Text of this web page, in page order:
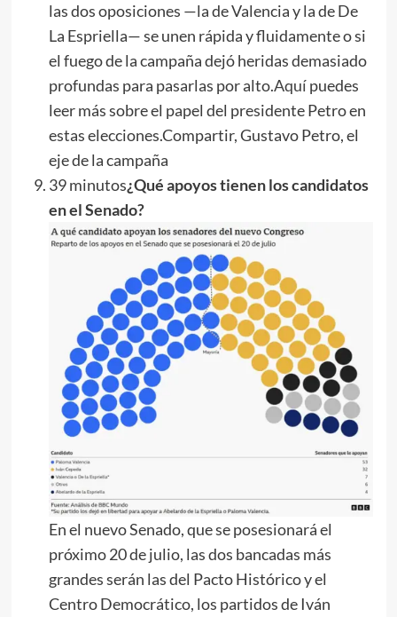
las dos oposiciones —la de Valencia y la de De
La Espriella— se unen rápida y fluidamente o si
el fuego de la campaña dejó heridas demasiado
profundas para pasarlas por alto.Aquípuedes
leer más sobre el papel del presidente Petro en
estas elecciones.Compartir, Gustavo Petro, el
eje de la campaña
39 minutos¿Qué apoyos tienen los candidatos
en el Senado?
En el nuevo Senado, que se posesionará el
próximo 20 de julio, las dos bancadas más
grandes serán las del Pacto Histórico y el
Centro Democrático, los partidos de Iván